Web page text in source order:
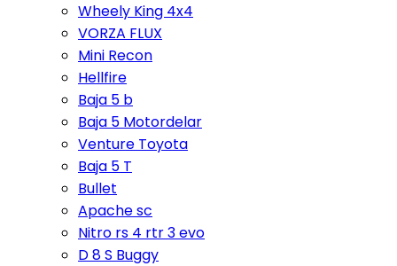
Wheely King 4x4
VORZA FLUX
Mini Recon
Hellfire
Baja 5 b
Baja 5 Motordelar
Venture Toyota
Baja 5 T
Bullet
Apache sc
Nitro rs 4 rtr 3 evo
D 8 S Buggy